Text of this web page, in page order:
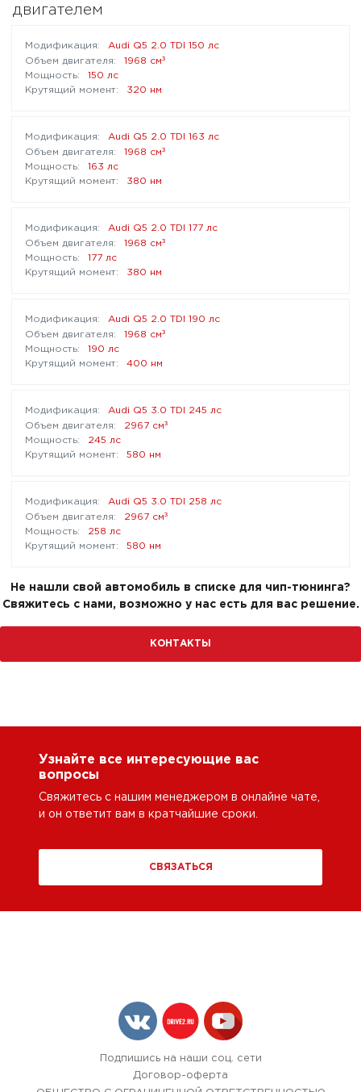
двигателем
Audi Q5 2.0 TDI 150 лс
1968 см³
150 лс
320 нм
Audi Q5 2.0 TDI 163 лс
1968 см³
163 лс
380 нм
Audi Q5 2.0 TDI 177 лс
1968 см³
177 лс
380 нм
Audi Q5 2.0 TDI 190 лс
1968 см³
190 лс
400 нм
Audi Q5 3.0 TDI 245 лс
2967 см³
245 лс
580 нм
Audi Q5 3.0 TDI 258 лс
2967 см³
258 лс
580 нм
Не нашли свой автомобиль в списке для чип-тюнинга?
Свяжитесь с нами, возможно у нас есть для вас решение.
КОНТАКТЫ
Узнайте все интересующие вас
вопросы
Свяжитесь с нашим менеджером в онлайне чате,
и он ответит вам в кратчайшие сроки.
СВЯЗАТЬСЯ
Подпишись на наши соц. сети
Договор-оферта